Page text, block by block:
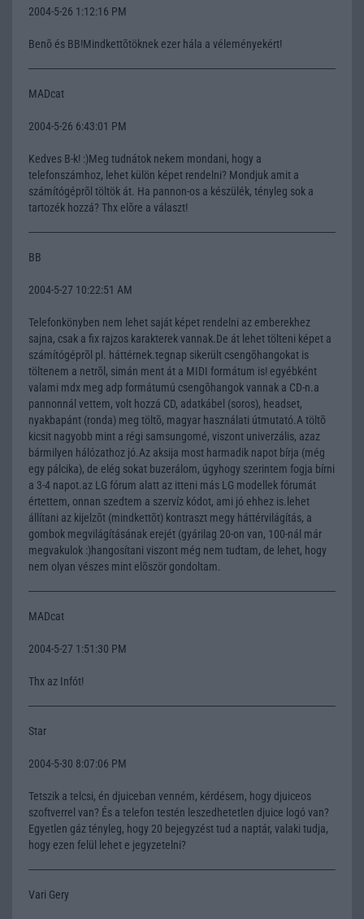
2004-5-26 1:12:16 PM
Benõ és BB!Mindkettõtöknek ezer hála a véleményekért!
MADcat
2004-5-26 6:43:01 PM
Kedves B-k! :)Meg tudnátok nekem mondani, hogy a
telefonszámhoz, lehet külön képet rendelni? Mondjuk amit a
számítógéprõl töltök át. Ha pannon-os a készülék, tényleg sok a
tartozék hozzá? Thx elõre a választ!
BB
2004-5-27 10:22:51 AM
Telefonkönyben nem lehet saját képet rendelni az emberekhez
sajna, csak a fix rajzos karakterek vannak.De át lehet tölteni képet a
számítógéprõl pl. háttérnek.tegnap sikerült csengõhangokat is
töltenem a netrõl, simán ment át a MIDI formátum is! egyébként
valami mdx meg adp formátumú csengõhangok vannak a CD-n.a
pannonnál vettem, volt hozzá CD, adatkábel (soros), headset,
nyakbapánt (ronda) meg töltõ, magyar használati útmutató.A töltõ
kicsit nagyobb mint a régi samsungomé, viszont univerzális, azaz
bármilyen hálózathoz jó.Az aksija most harmadik napot bírja (még
egy pálcika), de elég sokat buzerálom, úgyhogy szerintem fogja bírni
a 3-4 napot.az LG fórum alatt az itteni más LG modellek fórumát
értettem, onnan szedtem a szervíz kódot, ami jó ehhez is.lehet
állítani az kijelzõt (mindkettõt) kontraszt megy háttérvilágítás, a
gombok megvilágításának erejét (gyárilag 20-on van, 100-nál már
megvakulok :)hangosítani viszont még nem tudtam, de lehet, hogy
nem olyan vészes mint elõször gondoltam.
MADcat
2004-5-27 1:51:30 PM
Thx az Infót!
Star
2004-5-30 8:07:06 PM
Tetszik a telcsi, én djuiceban venném, kérdésem, hogy djuiceos
szoftverrel van? És a telefon testén leszedhetetlen djuice logó van?
Egyetlen gáz tényleg, hogy 20 bejegyzést tud a naptár, valaki tudja,
hogy ezen felül lehet e jegyzetelni?
Vari Gery